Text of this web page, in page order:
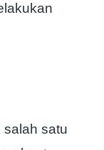
salah satu